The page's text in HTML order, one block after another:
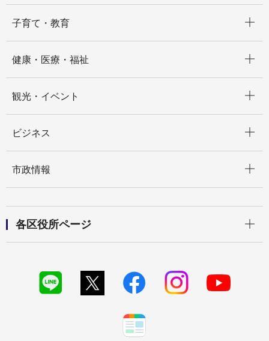
子育て・教育
健康・医療・福祉
観光・イベント
ビジネス
市政情報
各区役所ページ